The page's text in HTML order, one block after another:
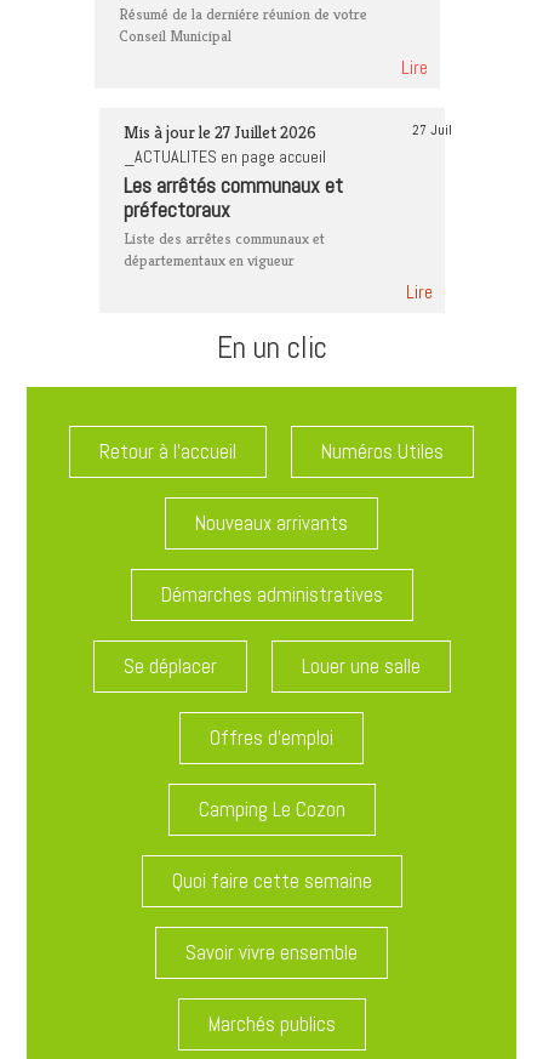
Résumé de la derniére réunion de votre
Conseil Municipal
Lire
Mis à jour le 27 Juillet 2026
_ACTUALITES en page accueil
Les arrêtés communaux et
préfectoraux
Liste des arrêtes communaux et
départementaux en vigueur
Lire
27 Juil
En un clic
Retour à l'accueil Numéros Utiles
Nouveaux arrivants
Démarches administratives
Se déplacer Louer une salle
Offres d'emploi
Camping Le Cozon
Quoi faire cette semaine
Savoir vivre ensemble
Marchés publics